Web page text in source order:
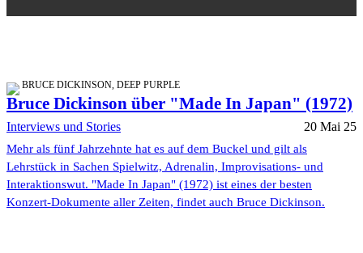
BRUCE DICKINSON, DEEP PURPLE
Bruce Dickinson über "Made In Japan" (1972)
Interviews und Stories 20 Mai 25
Mehr als fünf Jahrzehnte hat es auf dem Buckel und gilt als
Lehrstück in Sachen Spielwitz, Adrenalin, Improvisations- und
Interaktionswut. "Made In Japan" (1972) ist eines der besten
Konzert-Dokumente aller Zeiten, findet auch Bruce Dickinson.